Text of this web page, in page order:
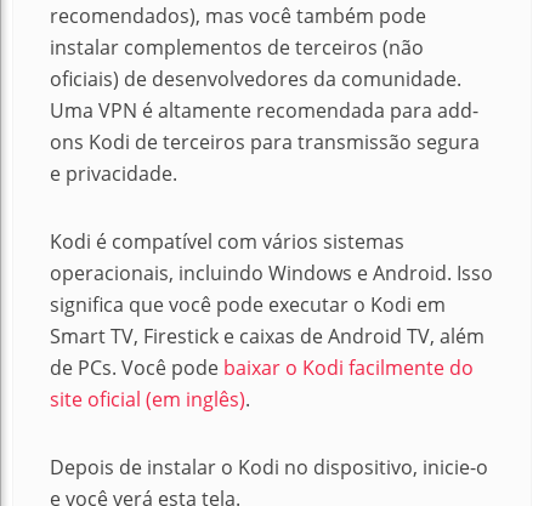
recomendados), mas você também pode
instalar complementos de terceiros (não
oficiais) de desenvolvedores da comunidade.
Uma VPN é altamente recomendada para add-
ons Kodi de terceiros para transmissão segura
e privacidade.
Kodi é compatível com vários sistemas
operacionais, incluindo Windows e Android. Isso
significa que você pode executar o Kodi em
Smart TV, Firestick e caixas de Android TV, além
de PCs. Você pode baixar o Kodi facilmente do
site oficial (em inglês).
Depois de instalar o Kodi no dispositivo, inicie-o
e você verá esta tela.